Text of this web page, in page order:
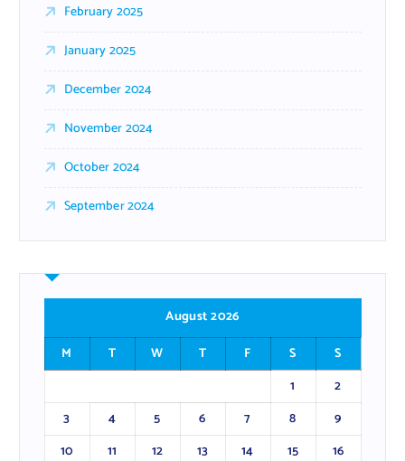
February 2025
January 2025
December 2024
November 2024
October 2024
September 2024
August 2026
M
T W T F S
S
1
2
3
4 5 6 7 8
9
10
11 12 13 14 15
16